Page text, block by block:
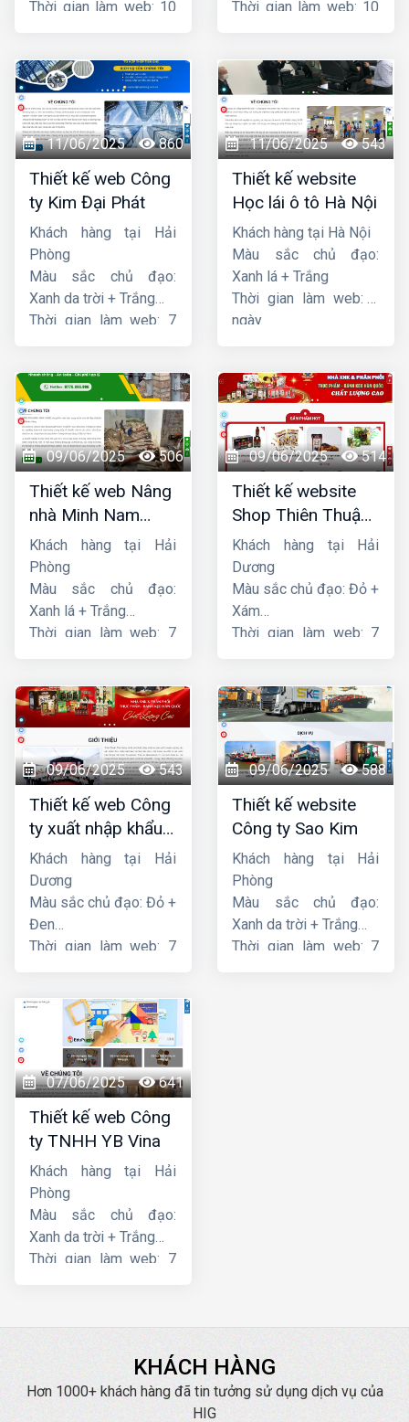
Thời gian làm web: 10
Thời gian làm web: 10
11/06/2025 860
Thiết kế web Công
ty Kim Đại Phát
Khách hàng tại Hải
Phòng
Màu sắc chủ đạo:
Xanh da trời + Trắng
Thời gian làm web: 7
11/06/2025 543
Thiết kế website
Học lái ô tô Hà Nội
Khách hàng tại Hà Nội
Màu sắc chủ đạo:
Xanh lá + Trắng
Thời gian làm web: 7
ngày
09/06/2025 506
Thiết kế web Nâng
nhà Minh Nam
Hoàng
Khách hàng tại Hải
Phòng
Màu sắc chủ đạo:
Xanh lá + Trắng
Thời gian làm web: 7
09/06/2025 514
Thiết kế website
Shop Thiên Thuận
Phát
Khách hàng tại Hải
Dương
Màu sắc chủ đạo: Đỏ +
Xám
Thời gian làm web: 7
09/06/2025 543
Thiết kế web Công
ty xuất nhập khẩu
Thiên Thuận Phát
Khách hàng tại Hải
Dương
Màu sắc chủ đạo: Đỏ +
Đen
Thời gian làm web: 7
09/06/2025 588
Thiết kế website
Công ty Sao Kim
Khách hàng tại Hải
Phòng
Màu sắc chủ đạo:
Xanh da trời + Trắng
Thời gian làm web: 7
07/06/2025 641
Thiết kế web Công
ty TNHH YB Vina
Khách hàng tại Hải
Phòng
Màu sắc chủ đạo:
Xanh da trời + Trắng
Thời gian làm web: 7
KHÁCH HÀNG
Hơn 1000+ khách hàng đã tin tưởng sử dụng dịch vụ của
HIG